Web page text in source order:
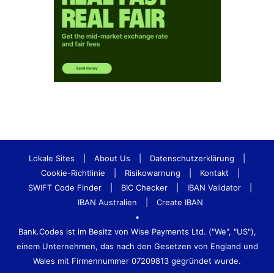
Lokale Sites About Us Datenschutzerklärung
Cookie-Richtlinie
Risikowarnung Kontakt
SWIFT Code Finder
BIC Checker IBAN Validator
IBAN Australien
Create IBAN
•
Bank.Codes ist im Besitz von Wise Payments Ltd. ("We", "US"),
einem Unternehmen, das nach den Gesetzen von England und
Wales mit Firmennummer 07209813 gegründet wurde.